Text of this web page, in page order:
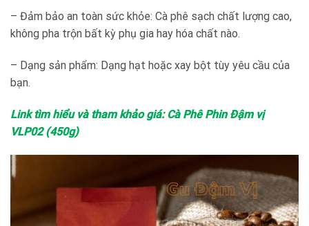
– Đảm bảo an toàn sức khỏe: Cà phê sạch chất lượng cao,
không pha trộn bất kỳ phụ gia hay hóa chất nào.
– Dạng sản phẩm: Dạng hạt hoặc xay bột tùy yêu cầu của
bạn.
Link tìm hiểu và tham khảo giá: Cà Phê Phin Đậm vị
VLP02 (450g)